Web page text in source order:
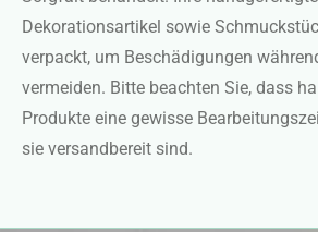
Dekorationsartikel sowie
verpackt, um Beschädigungen
vermeiden. Bitte beachten Sie, dass
Produkte eine gewisse
sie versandbereit sind.